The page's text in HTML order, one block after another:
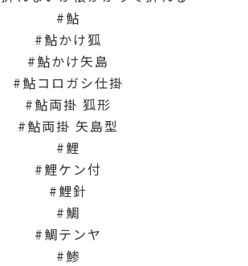
鮎
鮎かけ狐
鮎かけ矢島
鮎コロガシ仕掛
鮎両掛 狐形
鮎両掛 矢島型
鯉
鯉ケン付
鯉針
鯛
鯛テンヤ
鯵